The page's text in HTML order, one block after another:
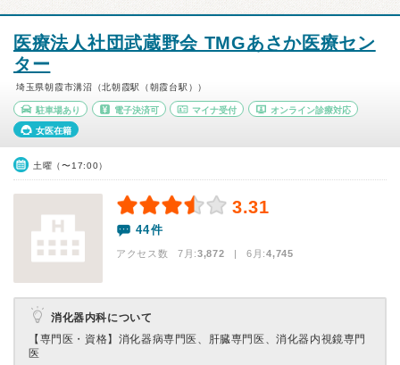
医療法人社団武蔵野会 TMGあさか医療セン
ター
埼玉県朝霞市溝沼（北朝霞駅（朝霞台駅））
駐車場あり 電子決済可 マイナ受付 オンライン診療対応
女医在籍
土曜（〜17:00）
3.31
44件
アクセス数 7月:3,872 | 6月:4,745
消化器内科について
【専門医・資格】 消化器病専門医、肝臓専門医、消化器内視鏡専門
医